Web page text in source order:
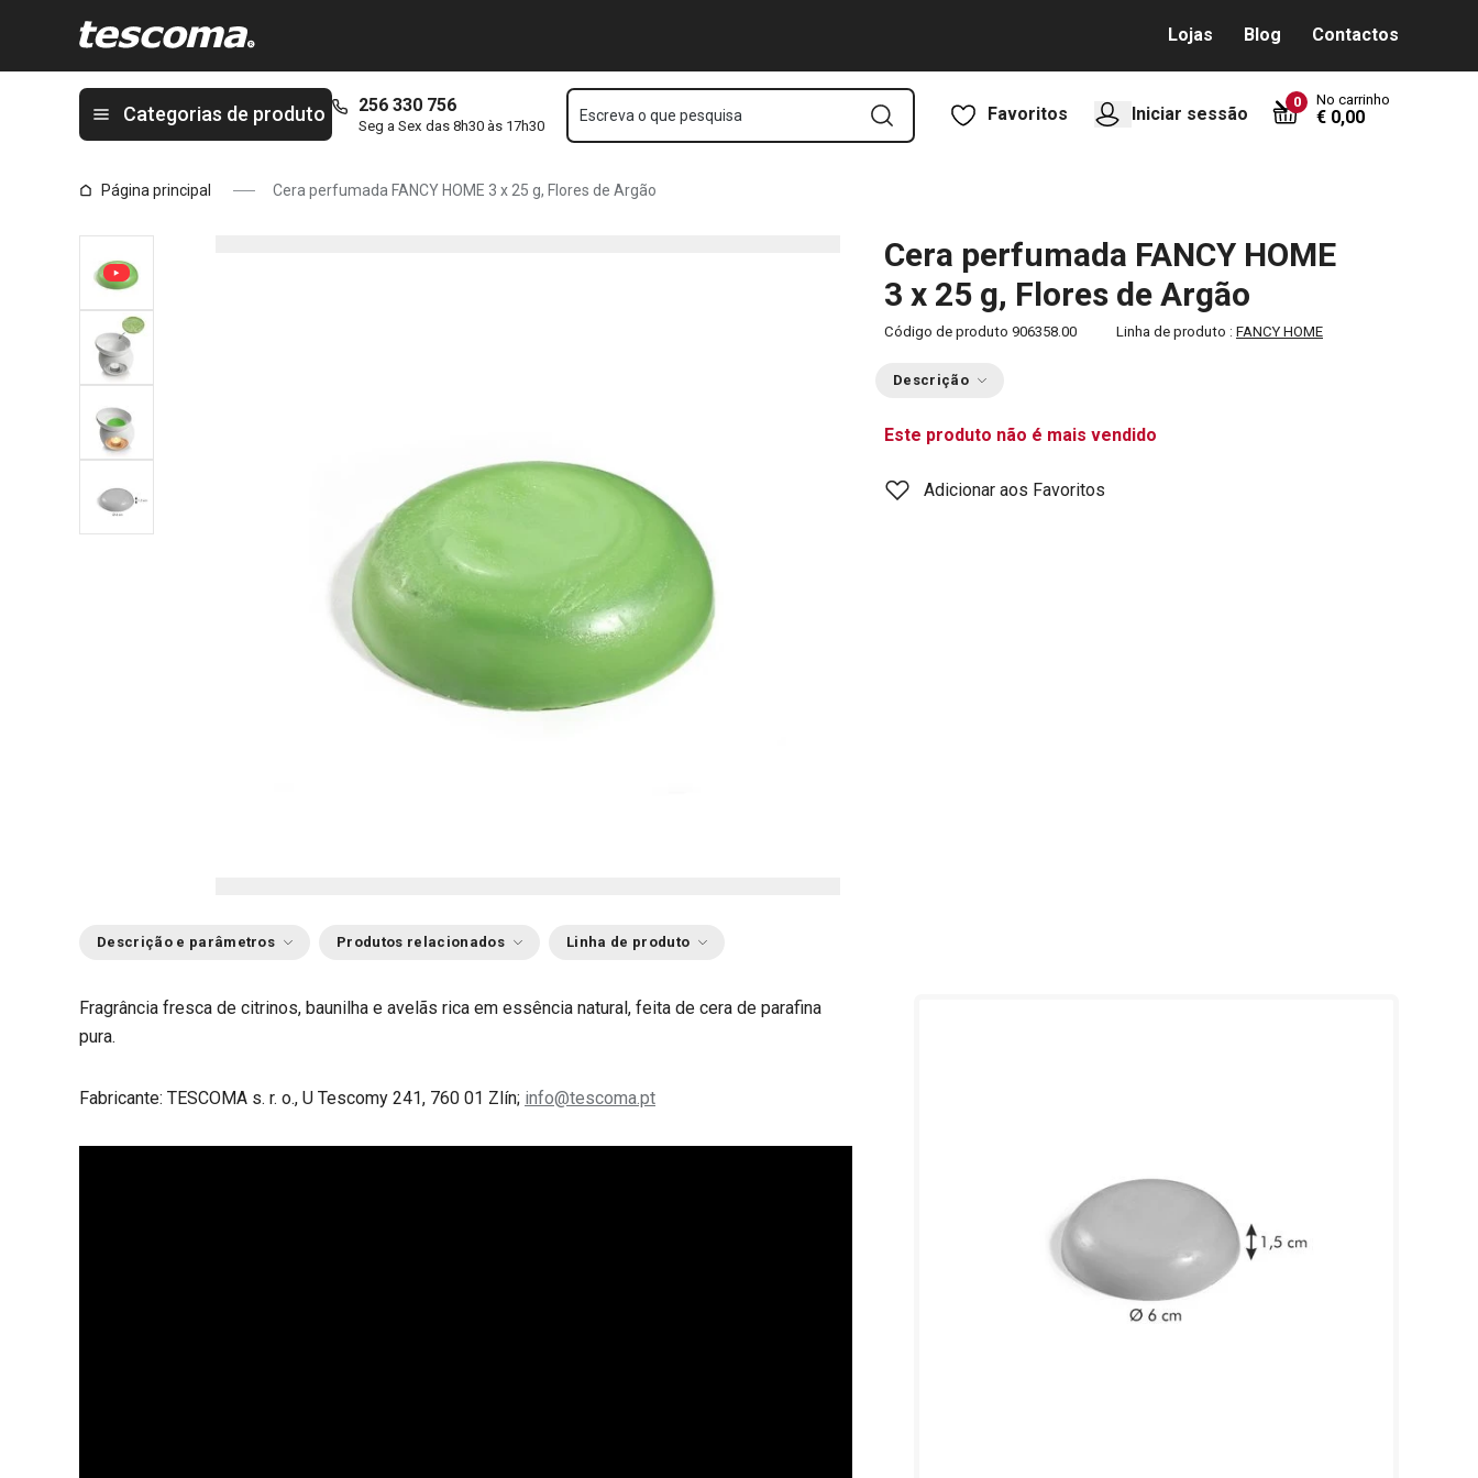
Lojas Blog Contactos
Categorias de produto 256 330 756
Seg a Sex das 8h30 às 17h30
Escreva o que pesquisa Favoritos Iniciar sessão
0 No carrinho
€ 0,00
Página principal Cera perfumada FANCY HOME 3 x 25 g, Flores de Argão
Cera perfumada FANCY HOME
3 x 25 g, Flores de Argão
Código de produto 906358.00 Linha de produto : FANCY HOME
Descrição
Este produto não é mais vendido
Adicionar aos Favoritos
Descrição e parâmetros Produtos relacionados Linha de produto
Fragrância fresca de citrinos, baunilha e avelãs rica em essência natural, feita de cera de parafina
pura.
Fabricante: TESCOMA s. r. o., U Tescomy 241, 760 01 Zlín; info@tescoma.pt